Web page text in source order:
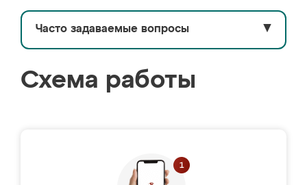
Часто задаваемые вопросы ▼
Схема работы